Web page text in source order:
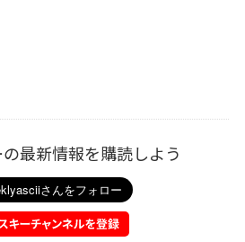
最新情報を購読しよう